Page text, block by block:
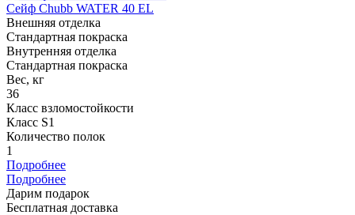
Сейф Chubb WATER 40 EL
Внешняя отделка
Стандартная покраска
Внутренняя отделка
Стандартная покраска
Вес, кг
36
Класс взломостойкости
Класс S1
Количество полок
1
Подробнее
Подробнее
Дарим подарок
Бесплатная доставка